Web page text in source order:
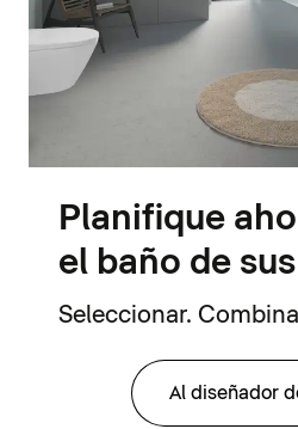
Planifique
el baño de
Seleccionar.
Al diseñador